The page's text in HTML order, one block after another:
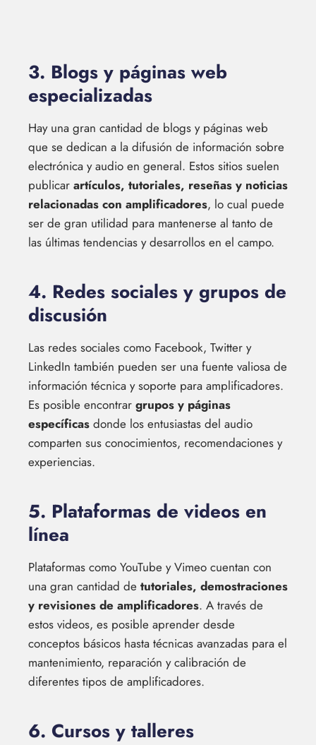
3. Blogs y páginas web
especializadas
Hay una gran cantidad de blogs y páginas web
que se dedican a la difusión de información sobre
electrónica y audio en general. Estos sitios suelen
publicar artículos, tutoriales, reseñas y noticias
relacionadas con amplificadores, lo cual puede
ser de gran utilidad para mantenerse al tanto de
las últimas tendencias y desarrollos en el campo.
4. Redes sociales y grupos de
discusión
Las redes sociales como Facebook, Twitter y
LinkedIn también pueden ser una fuente valiosa de
información técnica y soporte para amplificadores.
Es posible encontrar grupos y páginas
específicas donde los entusiastas del audio
comparten sus conocimientos, recomendaciones y
experiencias.
5. Plataformas de videos en
línea
Plataformas como YouTube y Vimeo cuentan con
una gran cantidad de tutoriales, demostraciones
y revisiones de amplificadores. A través de
estos videos, es posible aprender desde
conceptos básicos hasta técnicas avanzadas para el
mantenimiento, reparación y calibración de
diferentes tipos de amplificadores.
6. Cursos y talleres